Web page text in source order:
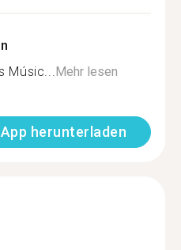
Músic...Mehr lesen
App herunterladen